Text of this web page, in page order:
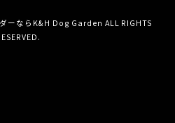
ーならK&H Dog Garden ALL RIGHTS